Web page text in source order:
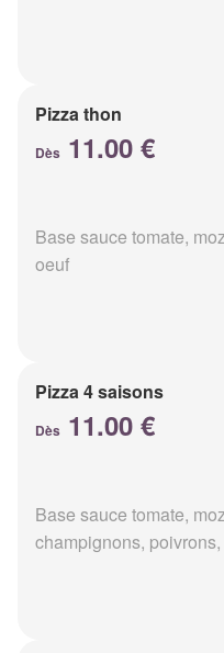
Pizza thon
Dès 11.00 €
Base sauce tomate,
oeuf
Pizza 4 saisons
Dès 11.00 €
Base sauce tomate,
champignons,